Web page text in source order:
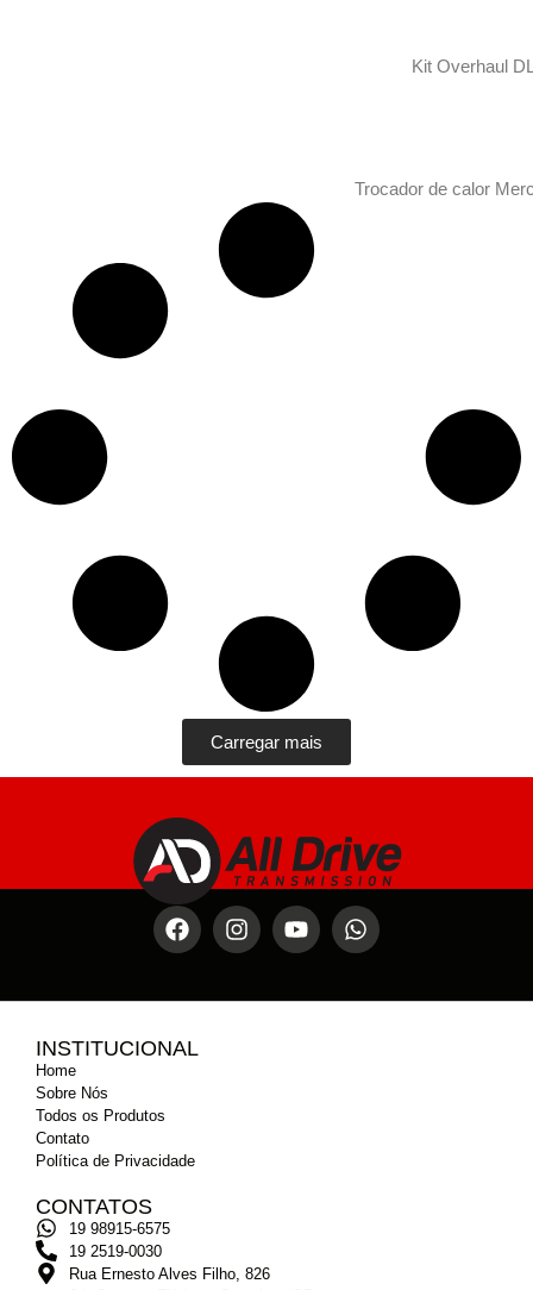
Kit Overhaul
Trocador de calor
Carregar mais
INSTITUCIONAL
Home
Sobre Nós
Todos os Produtos
Contato
Política de Privacidade
CONTATOS
19 98915-6575
19 2519-0030
Rua Ernesto Alves Filho, 826